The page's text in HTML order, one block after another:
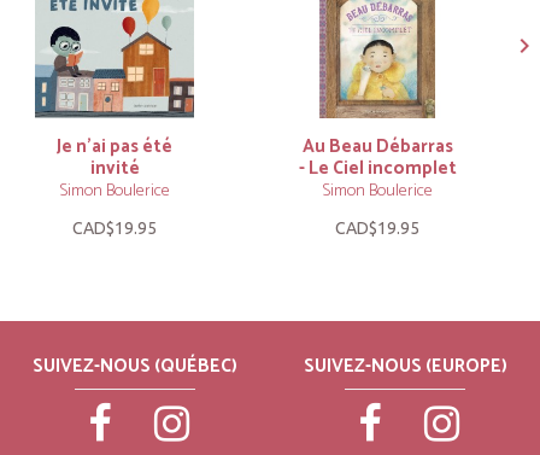
Je n’ai pas été
invité
Simon Boulerice
CAD$19.95
Au Beau Débarras
- Le Ciel incomplet
Simon Boulerice
CAD$19.95
SUIVEZ-NOUS (QUÉBEC) SUIVEZ-NOUS (EUROPE)